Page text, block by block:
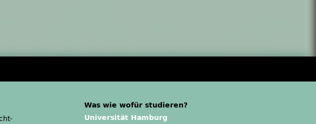
Was wie wofür studieren?
Universität Hamburg